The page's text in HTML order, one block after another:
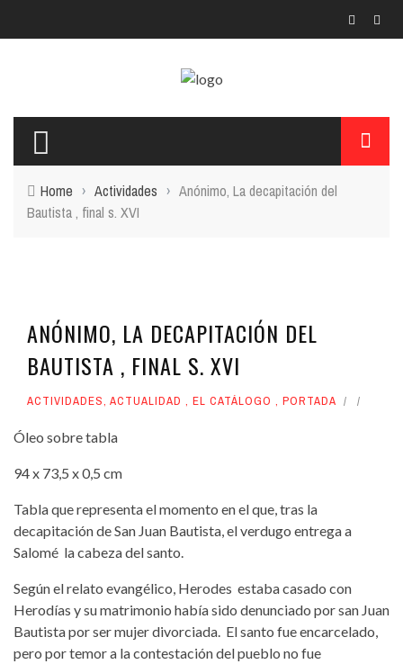
Home › Actividades › Anónimo, La decapitación del
Bautista , final s. XVI
ANÓNIMO, LA DECAPITACIÓN DEL
BAUTISTA , FINAL S. XVI
ACTIVIDADES, ACTUALIDAD , EL CATÁLOGO , PORTADA
Óleo sobre tabla
94 x 73,5 x 0,5 cm
Tabla que representa el momento en el que, tras la
decapitación de San Juan Bautista, el verdugo entrega a
Salomé la cabeza del santo.
Según el relato evangélico, Herodes estaba casado con
Herodías y su matrimonio había sido denunciado por san Juan
Bautista por ser mujer divorciada. El santo fue encarcelado,
pero por temor a la contestación del pueblo no fue